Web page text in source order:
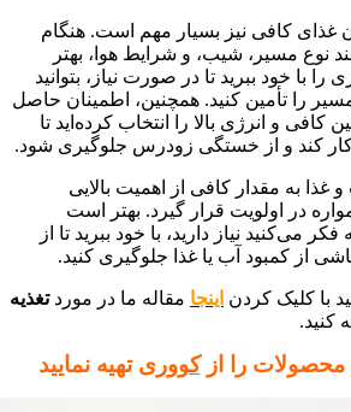
غذای کافی نیز بسیار مهم است. هنگام
نوع مسیر، شیب، و شرایط هوا، بهتر
با خود ببرید تا در صورت نیاز، بتوانید
مسیر را تأمین کنید. همچنین، اطمینان حاصل
کافی و انرژی بالا را انتخاب کرده‌اید تا
کار کند و از خستگی زودرس جلوگیری شود.
غذا به مقدار کافی از اهمیت بالایی
در اولویت قرار گیرد. بهتر است
می‌کنید نیاز دارید، با خود ببرید تا از
از کمبود آب یا غذا جلوگیری کنید.
با کلیک کردن اینجا مقاله ما در مورد تغذیه
کنید.
محصولات را ازکووری تهیه نمایید